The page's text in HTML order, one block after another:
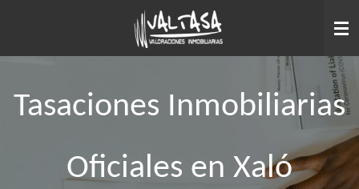
contenido
Tasaciones Inmobiliarias
Oficiales en Xaló